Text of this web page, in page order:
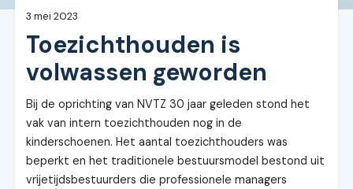
3 mei 2023
Toezichthouden is
volwassen geworden
Bij de oprichting van NVTZ 30 jaar geleden stond het
vak van intern toezichthouden nog in de
kinderschoenen. Het aantal toezichthouders was
beperkt en het traditionele bestuursmodel bestond uit
vrijetijdsbestuurders die professionele managers